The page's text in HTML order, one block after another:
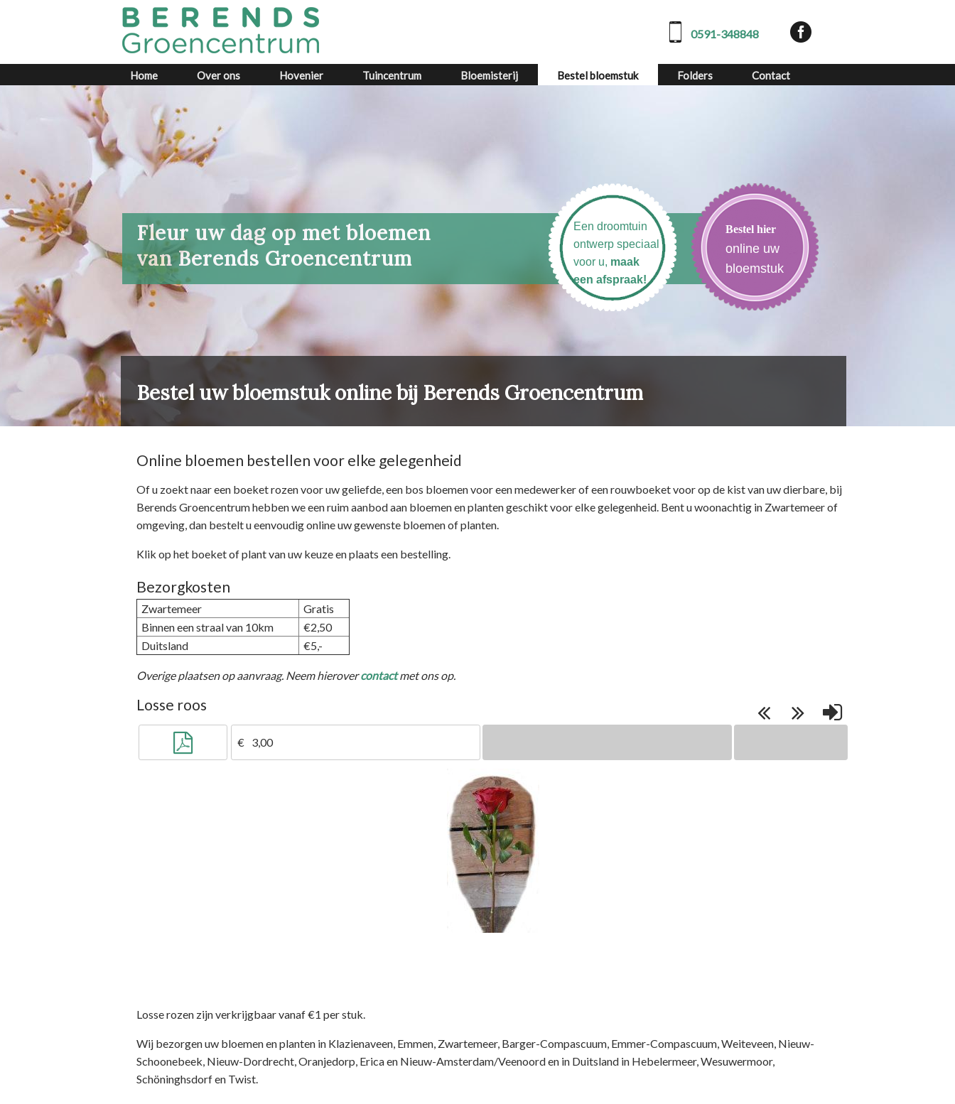
Home Over ons Hovenier Tuincentrum Bloemisterij Bestel bloemstuk Folders Contact
Bestel uw bloemstuk online bij Berends Groencentrum
Online bloemen bestellen voor elke gelegenheid
Of u zoekt naar een boeket rozen voor uw geliefde, een bos bloemen voor een medewerker of een rouwboeket voor op de kist van uw dierbare, bij
Berends Groencentrum hebben we een ruim aanbod aan bloemen en planten geschikt voor elke gelegenheid. Bent u woonachtig in Zwartemeer of
omgeving, dan bestelt u eenvoudig online uw gewenste bloemen of planten.
Klik op het boeket of plant van uw keuze en plaats een bestelling.
Bezorgkosten
Zwartemeer
Gratis
Binnen een straal van 10km
€2,50
Duitsland
€5,-
Overige plaatsen op aanvraag. Neem hierovercontactmet ons op.
Losse roos
3,00
Losse rozen zijn verkrijgbaar vanaf €1 per stuk.
Wij bezorgen uw bloemen en planten in Klazienaveen, Emmen, Zwartemeer, Barger-Compascuum, Emmer-Compascuum, Weiteveen, Nieuw-
Schoonebeek, Nieuw-Dordrecht, Oranjedorp, Erica en Nieuw-Amsterdam/Veenoord en in Duitsland in Hebelermeer, Wesuwermoor,
Schöninghsdorf en Twist.
Fleur uw dag op met bloemen
van Berends Groencentrum
0591-348848
Een droomtuin
ontwerp speciaal
voor u, maak
een afspraak!
Bestel hier
online uw
bloemstuk